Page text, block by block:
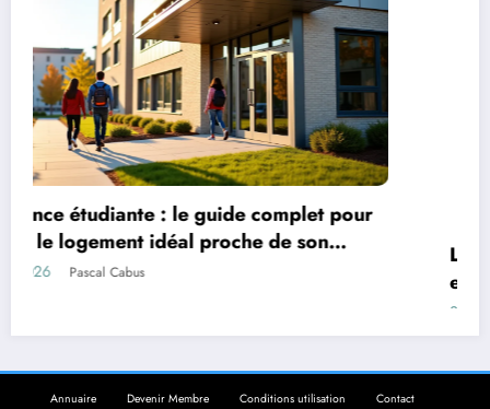
pour
son
L’impact de l’actualité sportive sur